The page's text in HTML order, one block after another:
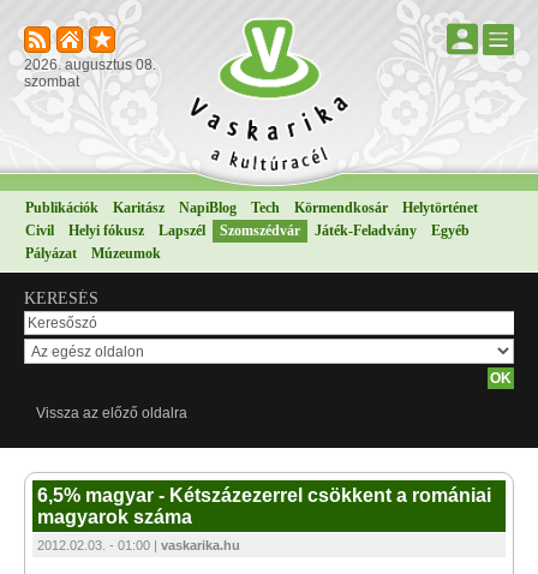
2026. augusztus 08.
szombat
Publikációk Karitász NapiBlog Tech Körmendkosár
Helytörténet
Civil
Helyi fókusz Lapszél Szomszédvár Játék-Feladvány
Egyéb
Pályázat
Múzeumok
KERESÉS
Vissza az előző oldalra
6,5% magyar - Kétszázezerrel csökkent a romániai
magyarok száma
2012.02.03. - 01:00 | vaskarika.hu